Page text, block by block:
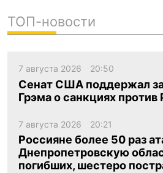
ТОП-новости
7 августа 2026 20:50
Сенат США поддержал
Грэма о санкциях против
7 августа 2026 20:21
Россияне более 50 раз
Днепропетровскую
погибших, шестеро